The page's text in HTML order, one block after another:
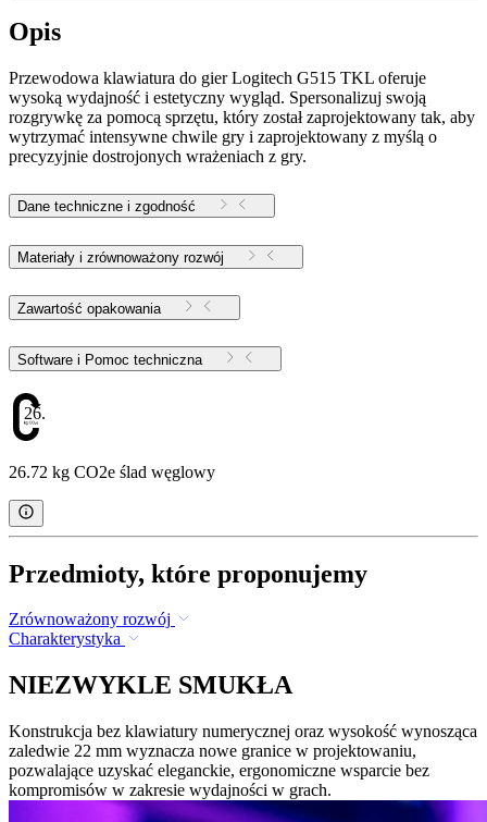
Opis
Przewodowa klawiatura do gier Logitech G515 TKL oferuje
wysoką wydajność i estetyczny wygląd. Spersonalizuj swoją
rozgrywkę za pomocą sprzętu, który został zaprojektowany tak, aby
wytrzymać intensywne chwile gry i zaprojektowany z myślą o
precyzyjnie dostrojonych wrażeniach z gry.
Dane techniczne i zgodność
Materiały i zrównoważony rozwój
Zawartość opakowania
Software i Pomoc techniczna
26.72
26.72 kg CO2e ślad węglowy
Przedmioty, które proponujemy
Zrównoważony rozwój
Charakterystyka
NIEZWYKLE SMUKŁA
Konstrukcja bez klawiatury numerycznej oraz wysokość wynosząca
zaledwie 22 mm wyznacza nowe granice w projektowaniu,
pozwalające uzyskać eleganckie, ergonomiczne wsparcie bez
kompromisów w zakresie wydajności w grach.